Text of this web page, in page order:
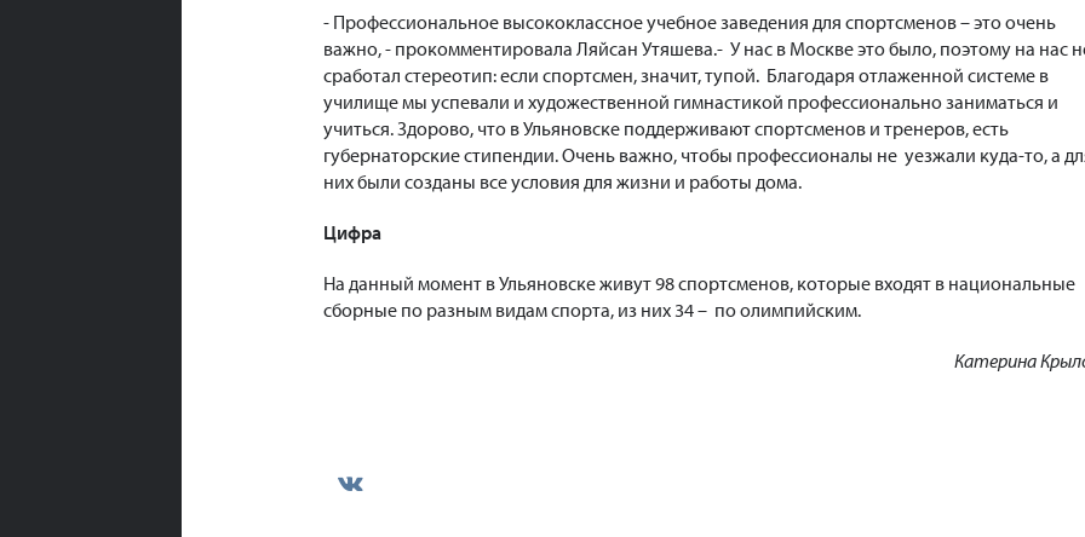
- Профессиональное высококлассное учебное заведения для спортсменов – это очень
важно, - прокомментировала Ляйсан Утяшева.- У нас в Москве это было, поэтому на нас
сработал стереотип: если спортсмен, значит, тупой. Благодаря отлаженной системе в
училище мы успевали и художественной гимнастикой профессионально заниматься и
учиться. Здорово, что в Ульяновске поддерживают спортсменов и тренеров, есть
губернаторские стипендии. Очень важно, чтобы профессионалы не уезжали куда-то, а
них были созданы все условия для жизни и работы дома.
Цифра
На данный момент в Ульяновске живут 98 спортсменов, которые входят в национальные
сборные по разным видам спорта, из них 34 – по олимпийским.
Катерина